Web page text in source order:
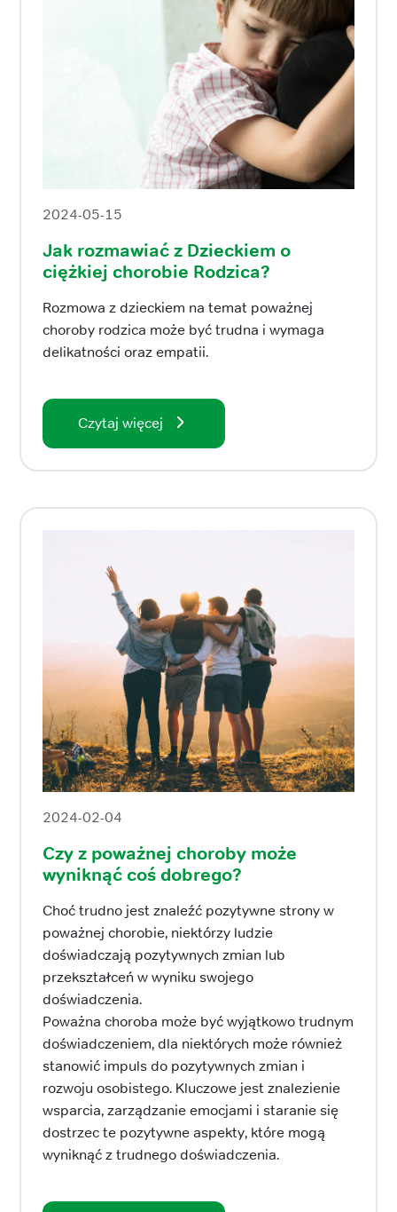
2024-05-15
Jak rozmawiać z Dzieckiem o
ciężkiej chorobie Rodzica?
Rozmowa z dzieckiem na temat poważnej
choroby rodzica może być trudna i wymaga
delikatności oraz empatii.
Czytaj więcej
2024-02-04
Czy z poważnej choroby może
wyniknąć coś dobrego?
Choć trudno jest znaleźć pozytywne strony w
poważnej chorobie, niektórzy ludzie
doświadczają pozytywnych zmian lub
przekształceń w wyniku swojego
doświadczenia.
Poważna choroba może być wyjątkowo trudnym
doświadczeniem, dla niektórych może również
stanowić impuls do pozytywnych zmian i
rozwoju osobistego. Kluczowe jest znalezienie
wsparcia, zarządzanie emocjami i staranie się
dostrzec te pozytywne aspekty, które mogą
wyniknąć z trudnego doświadczenia.